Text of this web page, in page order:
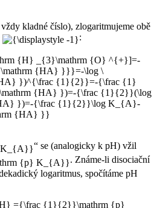
kladné číslo), zlogaritmujeme obě
:
“ se (analogicky k pH) vžil
. Známe-li disociační
logaritmus, spočítáme pH